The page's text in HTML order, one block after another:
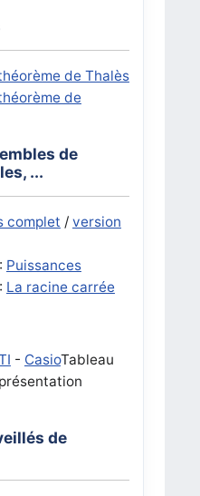
de Thalès
de
de
...
complet / version
Puissances
La racine carrée
- CasioTableau
de